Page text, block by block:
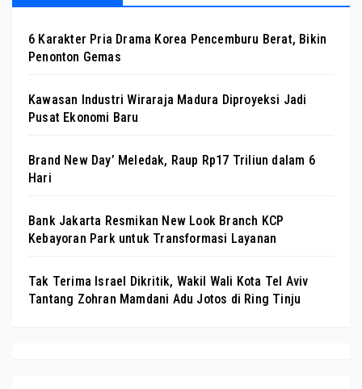
6 Karakter Pria Drama Korea Pencemburu Berat, Bikin
Penonton Gemas
Kawasan Industri Wiraraja Madura Diproyeksi Jadi
Pusat Ekonomi Baru
Brand New Day’ Meledak, Raup Rp17 Triliun dalam 6
Hari
Bank Jakarta Resmikan New Look Branch KCP
Kebayoran Park untuk Transformasi Layanan
Tak Terima Israel Dikritik, Wakil Wali Kota Tel Aviv
Tantang Zohran Mamdani Adu Jotos di Ring Tinju